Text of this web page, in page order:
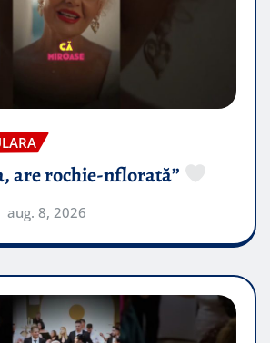
are rochie-nflorată”
aug. 8, 2026